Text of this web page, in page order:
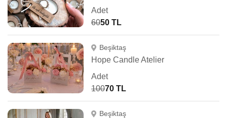
Adet
6050 TL
Beşiktaş
Hope Candle Atelier
Adet
10070 TL
Beşiktaş